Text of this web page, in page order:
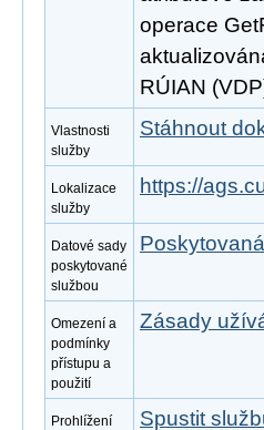
operace
RÚIAN
Vlastnosti
služby
Stáhnout
Lokalizace
služby
https://
Datové sady
poskytované
službou
Omezení a
podmínky
přístupu a
použití
Zásady
Prohlížení
Spustit